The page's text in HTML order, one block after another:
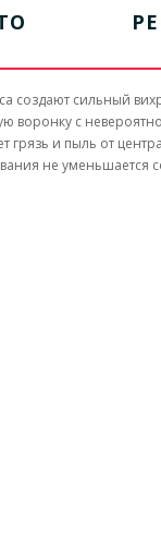
создают сильный
воронку с
и пыль от
не уменьшается